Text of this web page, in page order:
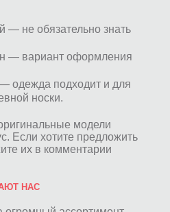
— не обязательно знать
— вариант оформления
одежда подходит и для
носки.
модели
Если хотите предложить
их в комментарии
НАС